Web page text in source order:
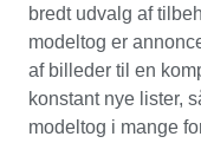
bredt udvalg af
modeltog er
af billeder til en
konstant nye lister,
modeltog i mange